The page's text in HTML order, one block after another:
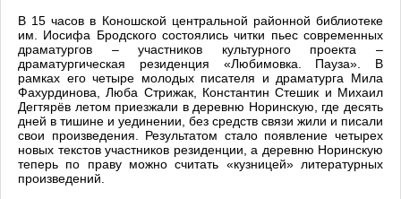
В 15 часов в Коношской центральной районной библиотеке
им. Иосифа Бродского состоялись читки пьес современных
драматургов – участников культурного проекта –
драматургическая резиденция «Любимовка. Пауза». В
рамках его четыре молодых писателя и драматурга Мила
Фахурдинова, Люба Стрижак, Константин Стешик и Михаил
Дегтярёв летом приезжали в деревню Норинскую, где десять
дней в тишине и уединении, без средств связи жили и писали
свои произведения. Результатом стало появление четырех
новых текстов участников резиденции, а деревню Норинскую
теперь по праву можно считать «кузницей» литературных
произведений.